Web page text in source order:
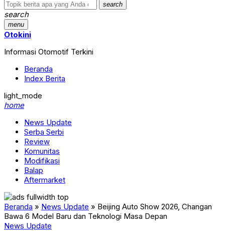
search
search
menu
Otokini
Informasi Otomotif Terkini
Beranda
Index Berita
light_mode
home
News Update
Serba Serbi
Review
Komunitas
Modifikasi
Balap
Aftermarket
Beranda » News Update » Beijing Auto Show 2026, Changan
Bawa 6 Model Baru dan Teknologi Masa Depan
News Update